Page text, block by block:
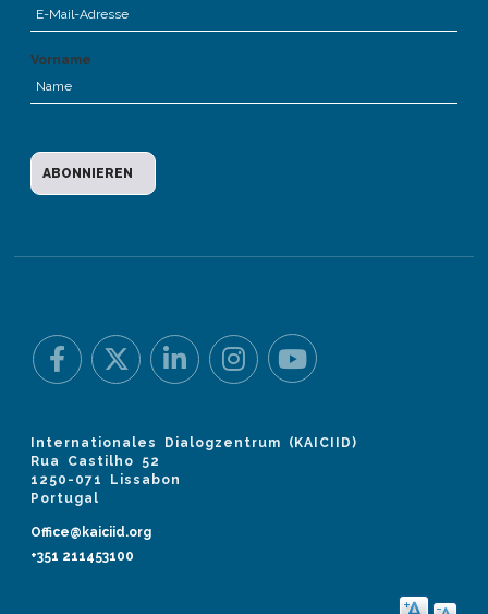
Vorname
Internationales Dialogzentrum (KAICIID)
Rua Castilho 52
1250-071 Lissabon
Portugal
Office@kaiciid.org
+351 211453100